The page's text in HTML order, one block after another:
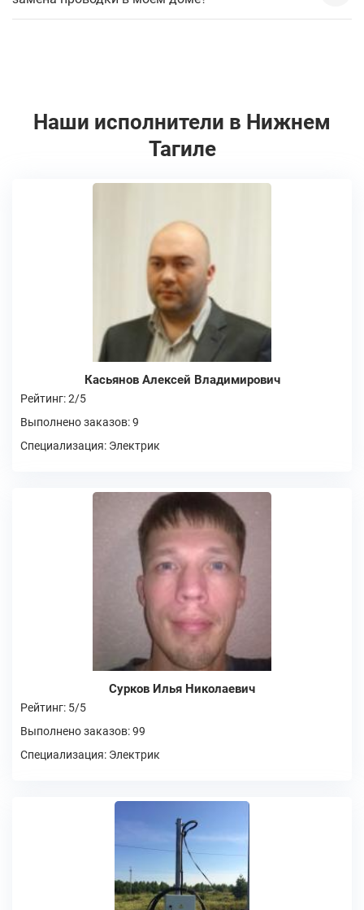
Наши исполнители в Нижнем
Тагиле
Касьянов Алексей Владимирович
Рейтинг: 2/5
Выполнено заказов: 9
Специализация: Электрик
Сурков Илья Николаевич
Рейтинг: 5/5
Выполнено заказов: 99
Специализация: Электрик